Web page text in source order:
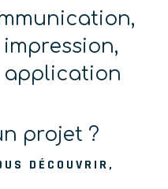
application
projet ?
DÉCOUVRIR,